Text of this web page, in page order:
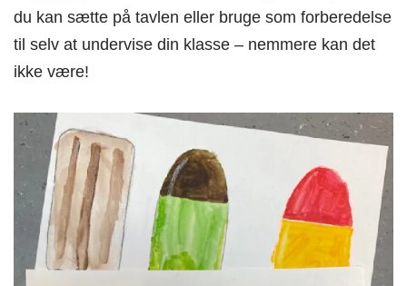
du kan sætte på tavlen eller bruge som forberedelse
til selv at undervise din klasse – nemmere kan det
ikke være!